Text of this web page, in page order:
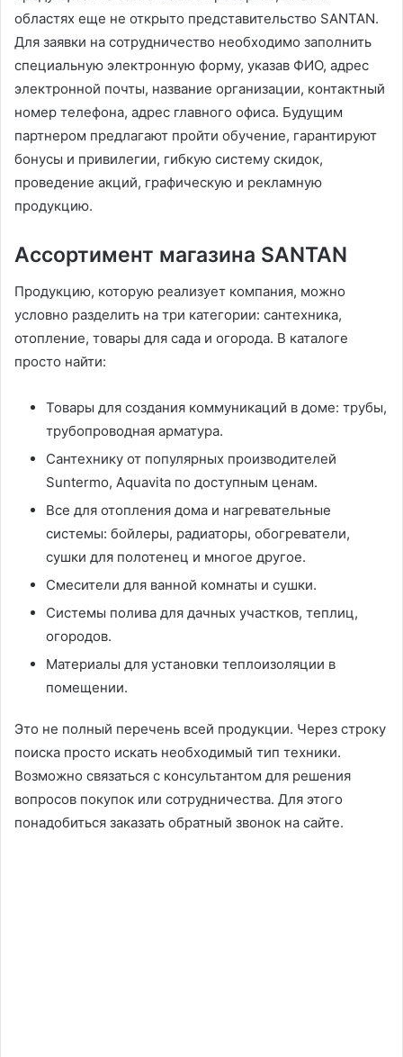
областях еще не открыто представительство SANTAN.
Для заявки на сотрудничество необходимо заполнить
специальную электронную форму, указав ФИО, адрес
электронной почты, название организации, контактный
номер телефона, адрес главного офиса. Будущим
партнером предлагают пройти обучение, гарантируют
бонусы и привилегии, гибкую систему скидок,
проведение акций, графическую и рекламную
продукцию.
Ассортимент магазина SANTAN
Продукцию, которую реализует компания, можно
условно разделить на три категории: сантехника,
отопление, товары для сада и огорода. В каталоге
просто найти:
Товары для создания коммуникаций в доме: трубы,
трубопроводная арматура.
Сантехнику от популярных производителей
Suntermo, Aquavita по доступным ценам.
Все для отопления дома и нагревательные
системы: бойлеры, радиаторы, обогреватели,
сушки для полотенец и многое другое.
Смесители для ванной комнаты и сушки.
Системы полива для дачных участков, теплиц,
огородов.
Материалы для установки теплоизоляции в
помещении.
Это не полный перечень всей продукции. Через строку
поиска просто искать необходимый тип техники.
Возможно связаться с консультантом для решения
вопросов покупок или сотрудничества. Для этого
понадобиться заказать обратный звонок на сайте.